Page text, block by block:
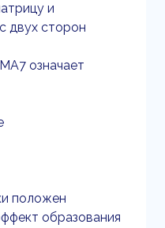
и
двух сторон
означает
положен
образования